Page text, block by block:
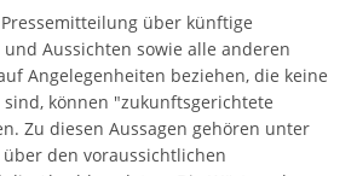
über künftige
und Aussichten sowie alle anderen
Angelegenheiten beziehen, die keine
können "zukunftsgerichtete
Zu diesen Aussagen gehören unter
den voraussichtlichen